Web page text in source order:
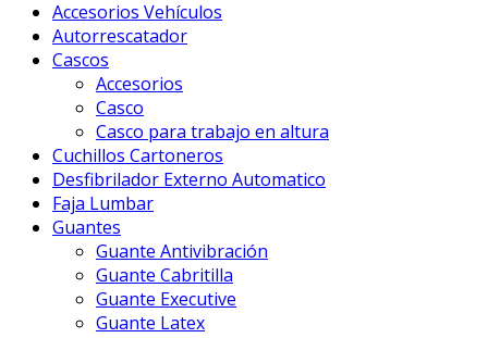
Accesorios Vehículos
Autorrescatador
Cascos
Accesorios
Casco
Casco para trabajo en altura
Cuchillos Cartoneros
Desfibrilador Externo Automatico
Faja Lumbar
Guantes
Guante Antivibración
Guante Cabritilla
Guante Executive
Guante Latex